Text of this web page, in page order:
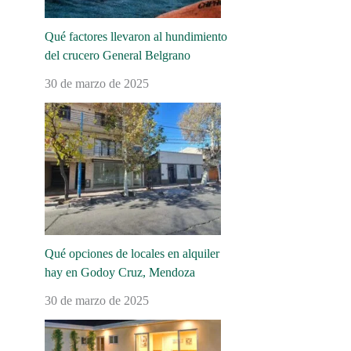
Qué factores llevaron al hundimiento
del crucero General Belgrano
30 de marzo de 2025
Qué opciones de locales en alquiler
hay en Godoy Cruz, Mendoza
30 de marzo de 2025